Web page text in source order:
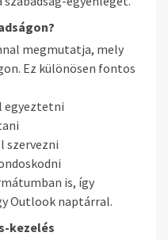
megmutatja, mely
Ez különösen fontos
egyeztetni
szervezni
is, így
Outlook naptárral.
kezelés